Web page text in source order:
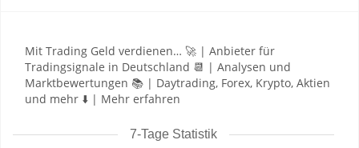
Mit Trading Geld verdienen… 🚀 | Anbieter für
Tradingsignale in Deutschland 📆 | Analysen und
Marktbewertungen 📚 | Daytrading, Forex, Krypto, Aktien
und mehr ⬇️ | Mehr erfahren
7-Tage Statistik